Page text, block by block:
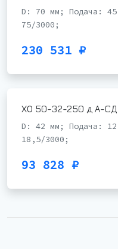
D: 70 мм; Подача:
75/3000;
230 531 ₽
ХО 50-32-250 д А-СД
D: 42 мм; Подача:
18,5/3000;
93 828 ₽